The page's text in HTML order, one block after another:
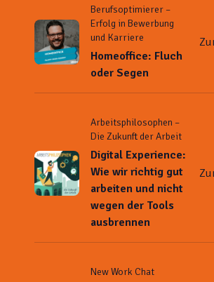
Berufsoptimierer –
Erfolg in Bewerbung
und Karriere
Homeoffice: Fluch
oder Segen
Arbeitsphilosophen –
Die Zukunft der Arbeit
Digital Experience:
Wie wir richtig gut
arbeiten und nicht
wegen der Tools
ausbrennen
New Work Chat